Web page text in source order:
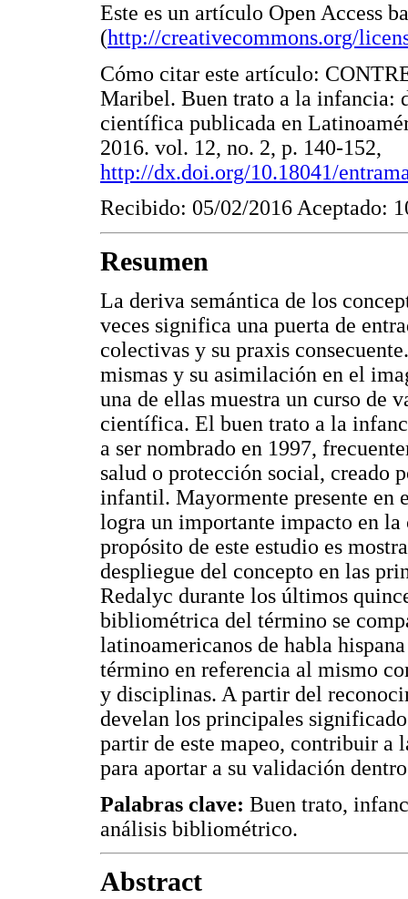
Este es un artículo Open Access
(http://creativecommons.org/
Cómo citar este artículo:
Maribel. Buen trato a la infancia:
científica publicada en
2016. vol. 12, no. 2, p. 140-152,
http://dx.doi.org/10.18041/
Recibido: 05/02/2016 Aceptado:
Resumen
La deriva semántica de los
veces significa una puerta de
colectivas y su praxis
mismas y su asimilación en el
una de ellas muestra un curso de
científica. El buen trato a la
a ser nombrado en 1997,
salud o protección social, creado
infantil. Mayormente presente en
logra un importante impacto en
propósito de este estudio es
despliegue del concepto en las
Redalyc durante los últimos
bibliométrica del término se
latinoamericanos de habla
término en referencia al mismo
y disciplinas. A partir del
develan los principales
partir de este mapeo, contribuir
para aportar a su validación
Palabras clave: Buen trato,
análisis bibliométrico.
Abstract